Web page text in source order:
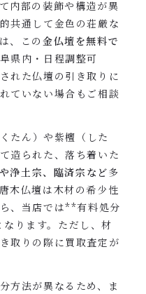
内部の装飾や構造が異
共通して金色の荘厳な
、この金仏壇を無料で
県内・日程調整可
れた仏壇の引き取りに
ていない場合もご相談
たん）や紫檀（した
造られた、落ち着いた
浄土宗、臨済宗など多
木仏壇は木材の希少性
、当店では**有料処分
ります。ただし、材
取りの際に買取査定が
方法が異なるため、ま